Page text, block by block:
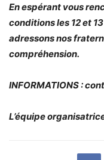
En espérant vous
conditions les 12 et
adressons nos
compréhension.
INFORMATIONS :
L’équipe